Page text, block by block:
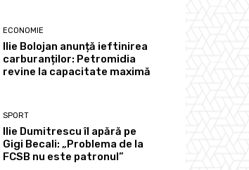
ECONOMIE
Ilie Bolojan anunță ieftinirea
carburanților: Petromidia
revine la capacitate maximă
SPORT
Ilie Dumitrescu îl apără pe
Gigi Becali: „Problema de la
FCSB nu este patronul”